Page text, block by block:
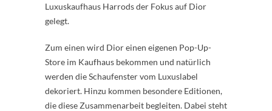
Luxuskaufhaus Harrods der Fokus auf Dior
gelegt.
Zum einen wird Dior einen eigenen Pop-Up-
Store im Kaufhaus bekommen und natürlich
werden die Schaufenster vom Luxuslabel
dekoriert. Hinzu kommen besondere Editionen,
die diese Zusammenarbeit begleiten. Dabei steht